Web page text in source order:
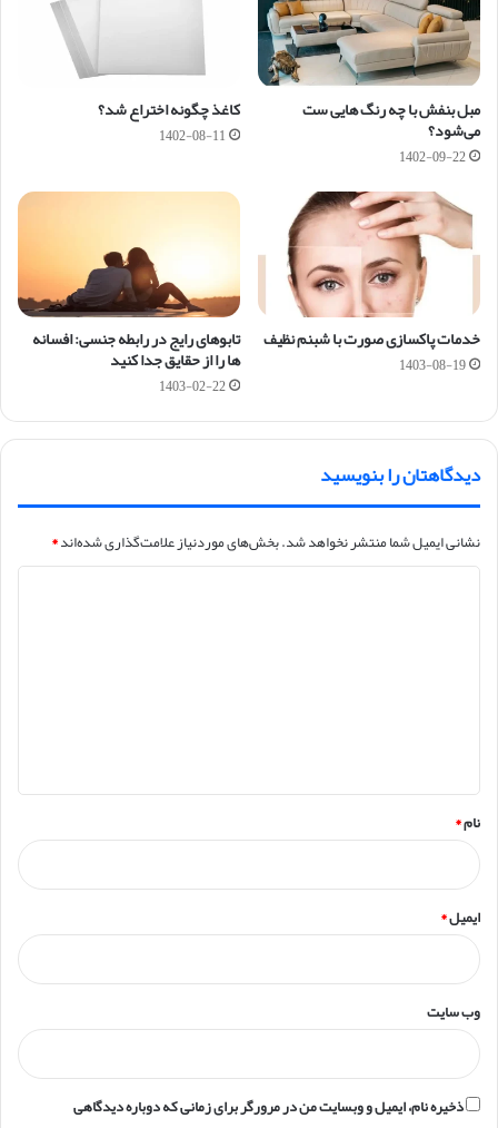
مبل بنفش با چه رنگ هایی ست
می‌شود؟
1402-09-22
کاغذ چگونه اختراع شد؟
1402-08-11
خدمات پاکسازی صورت با شبنم نظیف
1403-08-19
تابوهای رایج در رابطه جنسی: افسانه
ها را از حقایق جدا کنید
1403-02-22
دیدگاهتان را بنویسید
نشانی ایمیل شما منتشر نخواهد شد.بخش‌های موردنیاز علامت‌گذاری شده‌اند*
نام*
ایمیل*
وب‌ سایت
ذخیره نام، ایمیل و وبسایت من در مرورگر برای زمانی که دوباره دیدگاهی